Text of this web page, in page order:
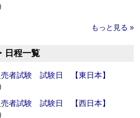
もっと見る »
日程一覧
者試験 試験日 【東日本】
者試験 試験日 【西日本】